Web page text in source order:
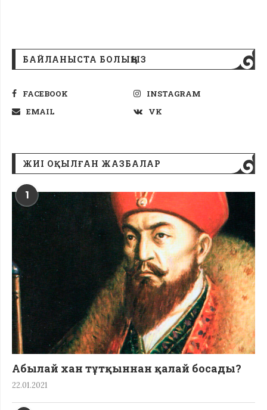
БАЙЛАНЫСТА БОЛЫҢЫЗ
FACEBOOK
INSTAGRAM
EMAIL
VK
ЖИІ ОҚЫЛҒАН ЖАЗБАЛАР
1
Абылай хан тұтқыннан қалай босады?
22.01.2021